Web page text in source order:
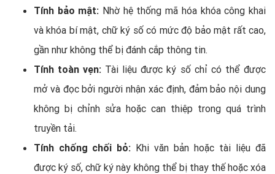
Tính bảo mật: Nhờ hệ thống mã hóa khóa công khai
và khóa bí mật, chữ ký số có mức độ bảo mật rất cao,
gần như không thể bị đánh cắp thông tin.
Tính toàn vẹn: Tài liệu được ký số chỉ có thể được
mở và đọc bởi người nhận xác định, đảm bảo nội dung
không bị chỉnh sửa hoặc can thiệp trong quá trình
truyền tải.
Tính chống chối bỏ: Khi văn bản hoặc tài liệu đã
được ký số, chữ ký này không thể bị thay thế hoặc xóa